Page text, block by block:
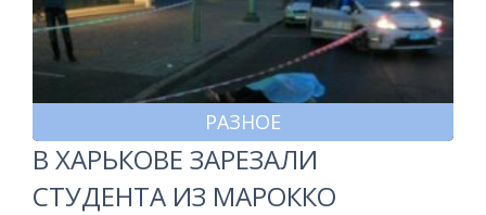
РАЗНОЕ
В ХАРЬКОВЕ ЗАРЕЗАЛИ
СТУДЕНТА ИЗ МАРОККО